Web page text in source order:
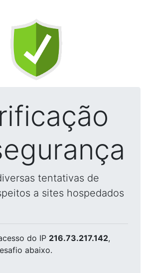
tentativas de
a sites hospedados
do IP 216.73.217.142,
abaixo.